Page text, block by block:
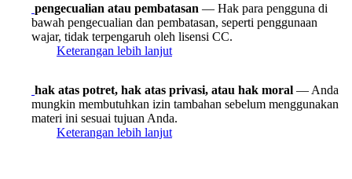
pengecualian atau pembatasan — Hak para pengguna di
bawah pengecualian dan pembatasan, seperti penggunaan
wajar, tidak terpengaruh oleh lisensi CC.
Keterangan lebih lanjut
hak atas potret, hak atas privasi, atau hak moral — Anda
mungkin membutuhkan izin tambahan sebelum menggunakan
materi ini sesuai tujuan Anda.
Keterangan lebih lanjut